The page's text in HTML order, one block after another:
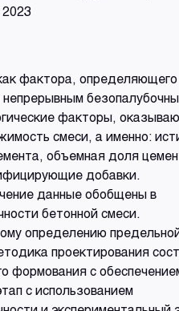
фактора, определяющего
факторы,
смеси, а именно:
объемная доля
добавки.
данные обобщены в
бетонной смеси.
определению
проектирования
формования с
с использованием